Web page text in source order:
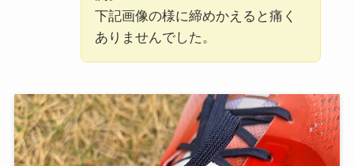
下記画像の様に締めかえると痛く
ありませんでした。